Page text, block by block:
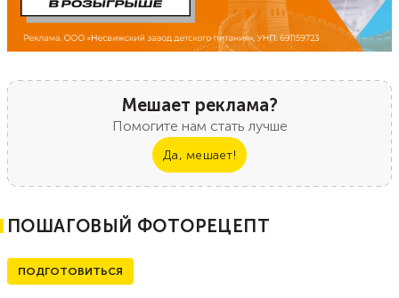
Мешает реклама?
Помогите нам стать лучше
Да, мешает!
ПОШАГОВЫЙ ФОТОРЕЦЕПТ
ПОДГОТОВИТЬСЯ